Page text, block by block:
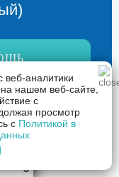
аналитики
нашем веб-сайте,
с
просмотр
с Политикой в